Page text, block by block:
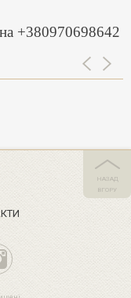
+380970698642
НАЗАД
ВГОРУ